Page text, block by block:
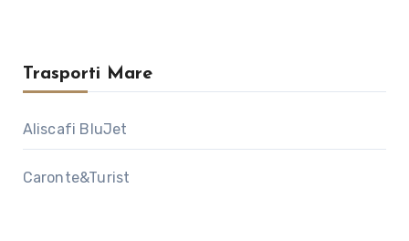
Trasporti Mare
Aliscafi BluJet
Caronte&Turist